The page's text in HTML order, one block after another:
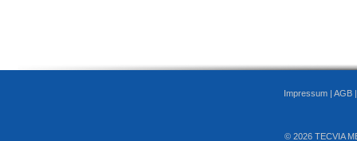
Impressum | AGB
© 2026 TECVIA